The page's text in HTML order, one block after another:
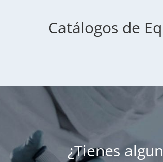
Catálogos de
¿Tienes